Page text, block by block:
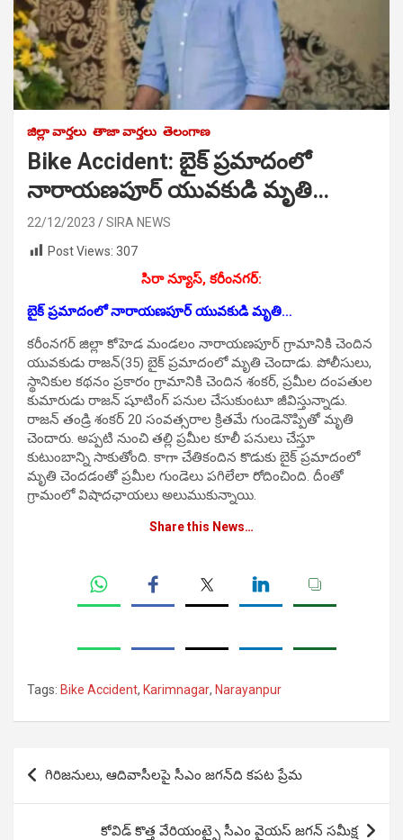
జిల్లా వార్తలు తాజా వార్తలు తెలంగాణ
Bike Accident: బైక్‌ ప్రమాదంలో
నారాయణపూర్‌ యువకుడి మృతి…
22/12/2023
SIRA NEWS
Post Views: 307
సిరా న్యూస్, కరీంనగర్‌:
బైక్‌ ప్రమాదంలో నారాయణపూర్‌ యువకుడి మృతి…
కరీంనగర్‌ జిల్లా కోహెడ మండలం నారాయణపూర్‌ గ్రామానికి చెందిన
యువకుడు రాజన్‌(35) బైక్‌ ప్రమాదంలో మృతి చెందాడు. పోలీసులు,
స్థానికుల కథనం ప్రకారం గ్రామానికి చెందిన శంకర్, ప్రమీల దంపతుల
కుమారుడు రాజన్‌ షూటింగ్‌ పనుల చేసుకుంటూ జీవిస్తున్నాడు.
రాజన్‌ తండ్రి శంకర్‌ 20 సంవత్సరాల క్రితమే గుండెనొప్పితో మృతి
చెందారు. అప్పటి నుంచి తల్లి ప్రమీల కూలీ పనులు చేస్తూ
కుటుంబాన్ని సాకుతోంది. కాగా చేతికందిన కొడుకు బైక్‌ ప్రమాదంలో
మృతి చెందడంతో ప్రమీల గుండెలు పగిలేలా రోదించింది. దీంతో
గ్రామంలో విషాదఛాయలు అలుముకున్నాయి.
Share this News…
Tags: Bike Accident, Karimnagar, Narayanpur
Post
navigation
గిరిజనులు, ఆదివాసీలపై సీఎం జగన్‌ది కపట ప్రేమ
కోవిడ్ కొత్త వేరియంట్పై సీఎం వైయస్ జగన్ సమీక్ష